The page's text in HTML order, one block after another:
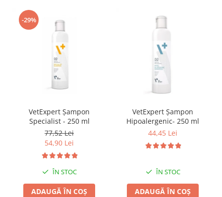
-29%
VetExpert Șampon
Specialist - 250 ml
77,52 Lei
54,90 Lei
ÎN STOC
ADAUGĂ ÎN COȘ
VetExpert Șampon
Hipoalergenic- 250 ml
44,45 Lei
ÎN STOC
ADAUGĂ ÎN COȘ